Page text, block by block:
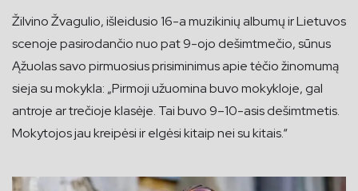
Žilvino Žvagulio, išleidusio 16-a muzikinių albumų ir Lietuvos
scenoje pasirodančio nuo pat 9-ojo dešimtmečio, sūnus
Ąžuolas savo pirmuosius prisiminimus apie tėčio žinomumą
sieja su mokykla: „Pirmoji užuomina buvo mokykloje, gal
antroje ar trečioje klasėje. Tai buvo 9–10-asis dešimtmetis.
Mokytojos jau kreipėsi ir elgėsi kitaip nei su kitais.“